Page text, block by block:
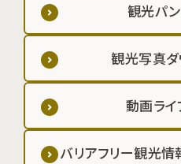
観光パン
観光写真ダ
動画ライ
バリアフリー観光